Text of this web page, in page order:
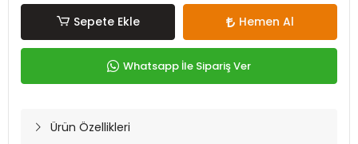
Sepete Ekle Hemen Al
Whatsapp İle Sipariş Ver
Ürün Özellikleri